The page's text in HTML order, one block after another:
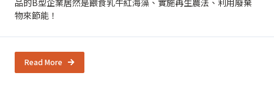
物來節能！
Read More